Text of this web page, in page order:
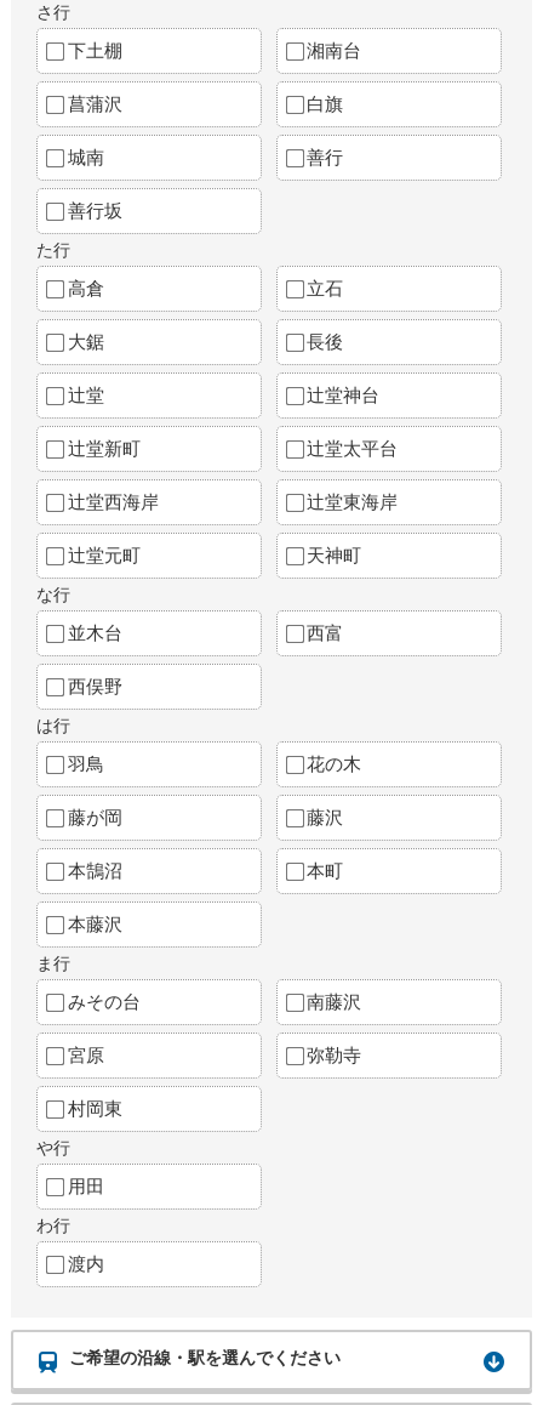
さ行
下土棚 湘南台
菖蒲沢 白旗
城南 善行
善行坂
た行
高倉 立石
大鋸 長後
辻堂 辻堂神台
辻堂新町 辻堂太平台
辻堂西海岸 辻堂東海岸
辻堂元町 天神町
な行
並木台 西富
西俣野
は行
羽鳥 花の木
藤が岡 藤沢
本鵠沼 本町
本藤沢
ま行
みその台 南藤沢
宮原 弥勒寺
村岡東
や行
用田
わ行
渡内
ご希望の沿線・駅を選んでください